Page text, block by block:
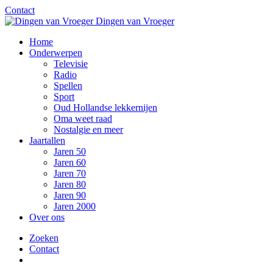
Contact
Dingen van Vroeger
Home
Onderwerpen
Televisie
Radio
Spellen
Sport
Oud Hollandse lekkernijen
Oma weet raad
Nostalgie en meer
Jaartallen
Jaren 50
Jaren 60
Jaren 70
Jaren 80
Jaren 90
Jaren 2000
Over ons
Zoeken
Contact